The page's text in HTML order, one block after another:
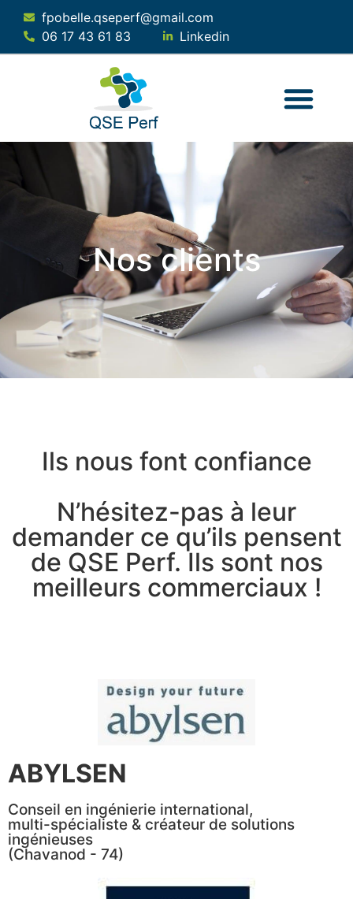
fpobelle.qseperf@gmail.com
06 17 43 61 83
Linkedin
Nos clients
Ils nous font confiance
N’hésitez-pas à leur
demander ce qu’ils pensent
de QSE Perf. Ils sont nos
meilleurs commerciaux !
ABYLSEN
Conseil en ingénierie international,
multi-spécialiste & créateur de solutions
ingénieuses
(Chavanod - 74)